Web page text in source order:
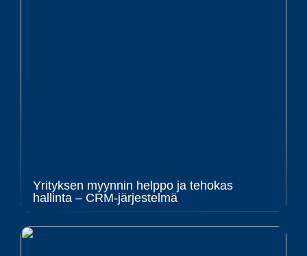
Yrityksen myynnin helppo ja tehokas
hallinta – CRM-järjestelmä